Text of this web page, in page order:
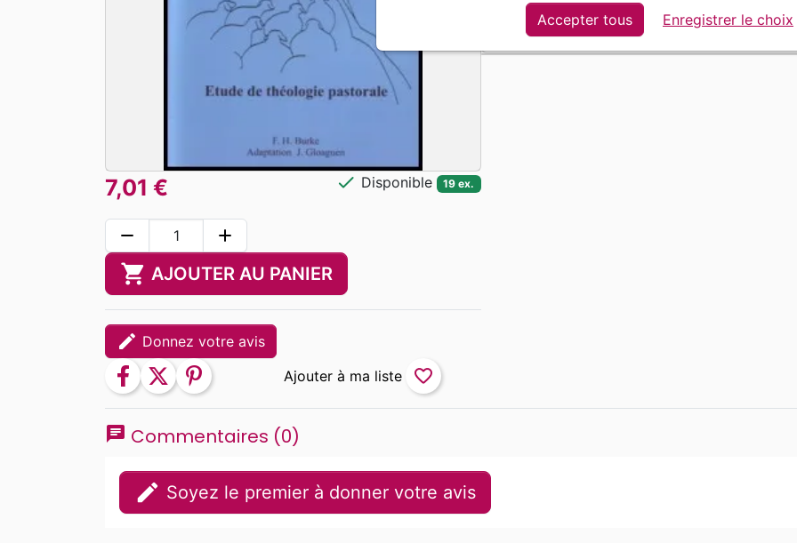
bibliques.
7,01 € check Disponible 19 ex.
remove add
shopping_cart AJOUTER AU PANIER
edit Donnez votre avis
facebook twitter pinterest favorite_border
chat Commentaires (0)
edit Soyez le premier à donner votre avis
Accepter tous Enregistrer le choix